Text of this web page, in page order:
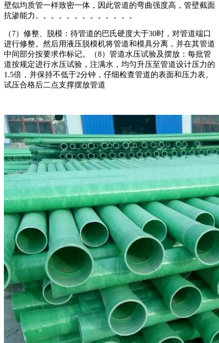
壁似均质管一样致密一体，因此管道的弯曲强度高，管壁截面
抗渗能力。。。。。。。。。。。。。
（7）修整、脱模：待管道的巴氏硬度大于30时，对管道端口
进行修整。然后用液压脱模机将管道和模具分离，并在其管道
中间部分按要求作标记。（8）管道水压试验及摆放：每批管
道按规定进行水压试验，注满水，均匀升压至管道设计压力的
1.5倍，并保持不低于2分钟，仔细检查管道的表面和压力表。
试压合格后二点支撑摆放管道